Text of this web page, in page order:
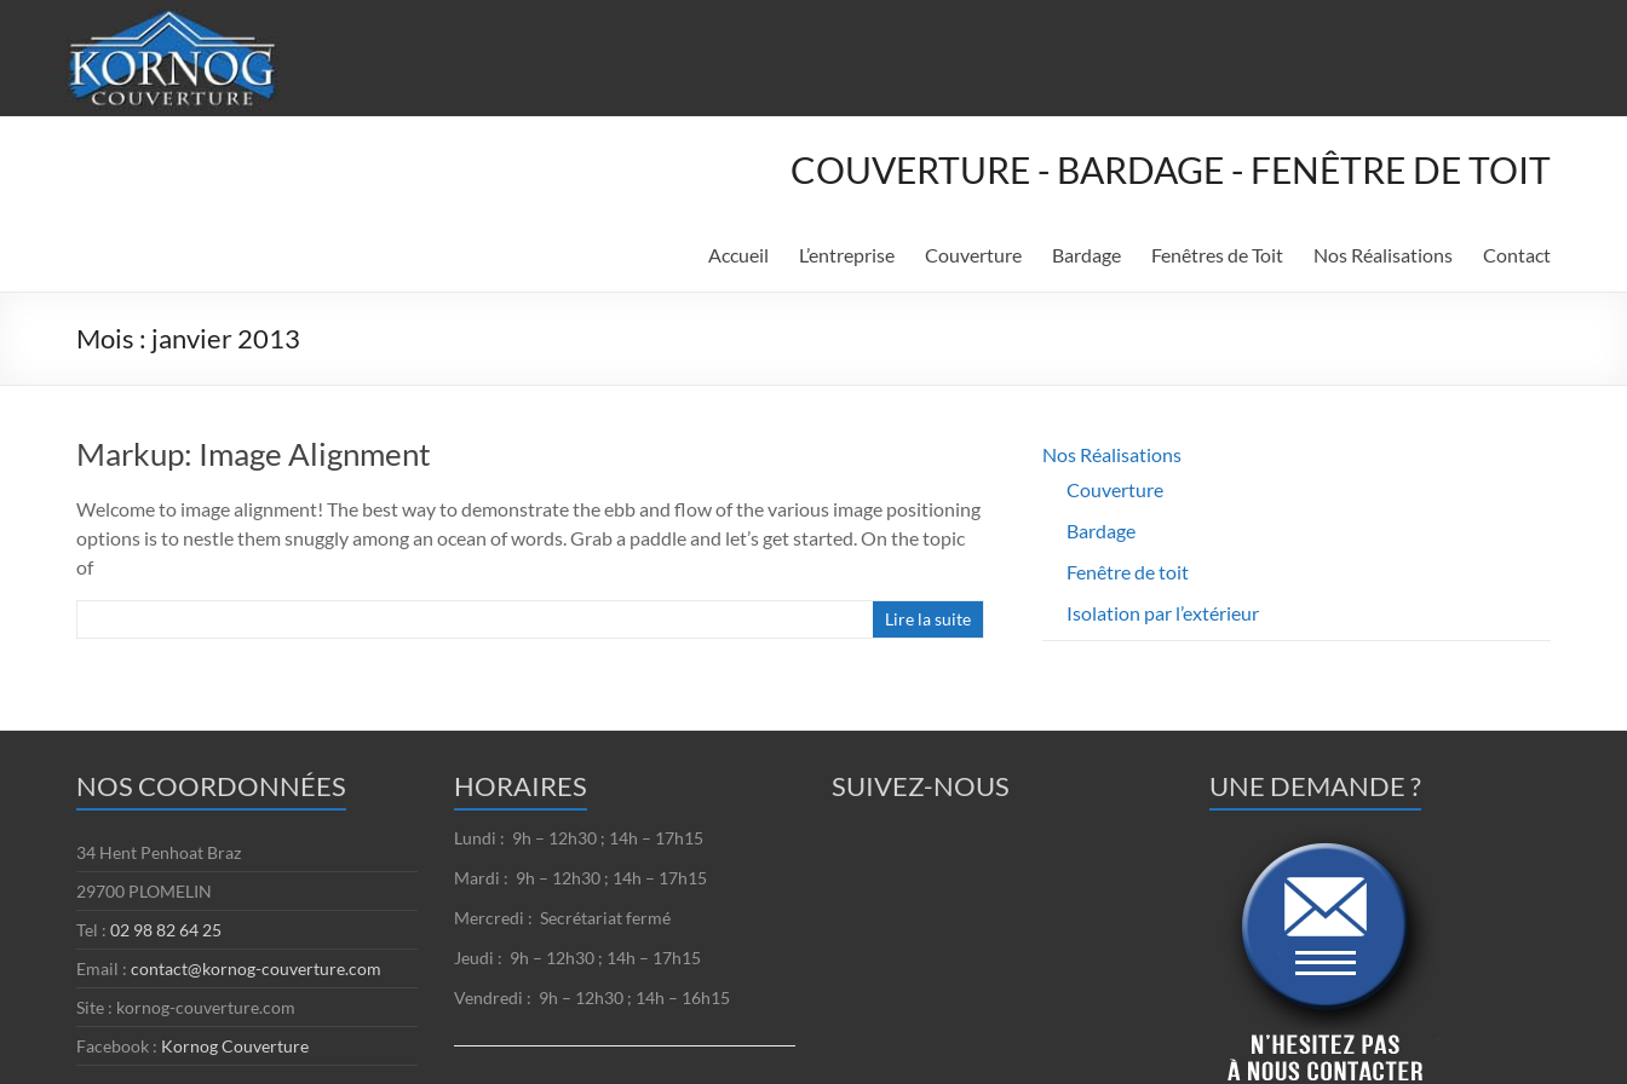
Finistère
COUVERTURE - BARDAGE - FENÊTRE DE TOIT
Accueil L’entreprise Couverture Bardage Fenêtres de Toit Nos Réalisations Contact
Mois : janvier 2013
Markup: Image Alignment
Welcome to image alignment! The best way to demonstrate the ebb and flow of the various image positioning
options is to nestle them snuggly among an ocean of words. Grab a paddle and let’s get started. On the topic
of
Lire la suite
Nos Réalisations
Couverture
Bardage
Fenêtre de toit
Isolation par l’extérieur
NOS COORDONNÉES
34 Hent Penhoat Braz
29700 PLOMELIN
Tel : 02 98 82 64 25
Email : contact@kornog-couverture.com
Site : kornog-couverture.com
Facebook : Kornog Couverture
HORAIRES
Lundi : 9h – 12h30 ; 14h – 17h15
Mardi : 9h – 12h30 ; 14h – 17h15
Mercredi : Secrétariat fermé
Jeudi : 9h – 12h30 ; 14h – 17h15
Vendredi : 9h – 12h30 ; 14h – 16h15
SUIVEZ-NOUS UNE DEMANDE ?